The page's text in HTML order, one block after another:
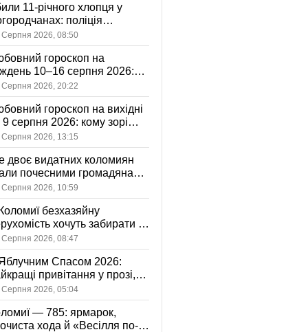
11-річного хлопця у
поліція
обставини ДТП
Серпня 2026, 08:50
гороскоп на
10–16 серпня 2026:
зорі готують у стосунках
знаку
Серпня 2026, 20:22
гороскоп на вихідні
9 серпня 2026: кому зорі
ніжність, а кому —
розмову
Серпня 2026, 13:15
двоє видатних коломиян
почесними громадянами
Серпня 2026, 10:59
безхазяйну
хочуть забирати у
громади: що це
Серпня 2026, 08:47
Спасом 2026:
привітання у прозі,
та картинках
Серпня 2026, 05:04
— 785: ярмарок,
хода й «Весілля по-